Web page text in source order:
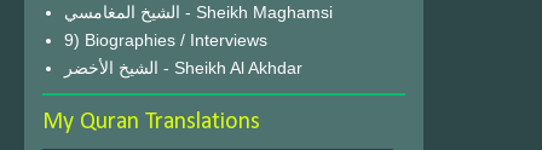
الشيخ المغامسي - Sheikh Maghamsi
9) Biographies / Interviews
الشيخ الأخضر - Sheikh Al Akhdar
My Quran Translations